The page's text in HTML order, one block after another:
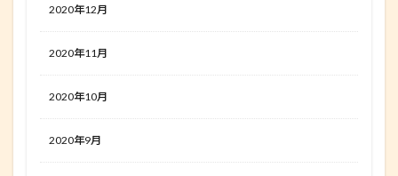
2020年12月
2020年11月
2020年10月
2020年9月